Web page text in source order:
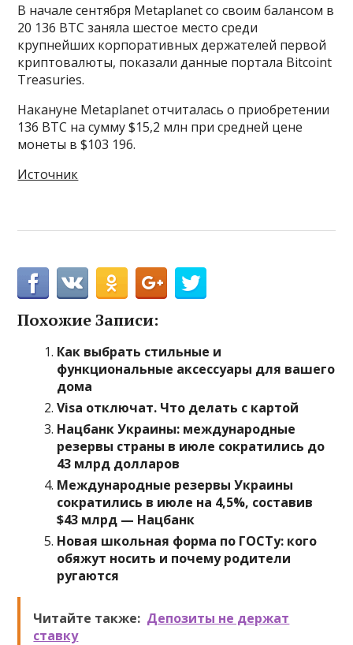
В начале сентября Metaplanet со своим балансом в
20 136 ВТС заняла шестое место среди
крупнейших корпоративных держателей первой
криптовалюты, показали данные портала Bitcoint
Treasuries.
Накануне Metaplanet отчиталась о приобретении
136 BTC на сумму $15,2 млн при средней цене
монеты в $103 196.
Источник
Похожие Записи:
Как выбрать стильные и
функциональные аксессуары для вашего
дома
Visa отключат. Что делать с картой
Нацбанк Украины: международные
резервы страны в июле сократились до
43 млрд долларов
Международные резервы Украины
сократились в июле на 4,5%, составив
$43 млрд — Нацбанк
Новая школьная форма по ГОСТу: кого
обяжут носить и почему родители
ругаются
Читайте также: Депозиты не держат
ставку